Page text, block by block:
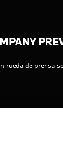
rueda de prensa